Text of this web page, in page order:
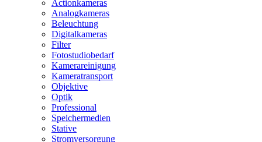
Actionkameras
Analogkameras
Beleuchtung
Digitalkameras
Filter
Fotostudiobedarf
Kamerareinigung
Kameratransport
Objektive
Optik
Professional
Speichermedien
Stative
Stromversorgung